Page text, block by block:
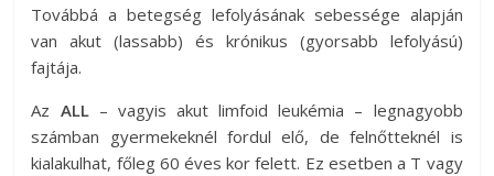
Továbbá a betegség lefolyásának sebessége alapján
van akut (lassabb) és krónikus (gyorsabb lefolyású)
fajtája.
Az ALL– vagyis akut limfoid leukémia – legnagyobb
számban gyermekeknél fordul elő, de felnőtteknél is
kialakulhat, főleg 60 éves kor felett. Ez esetben a T vagy